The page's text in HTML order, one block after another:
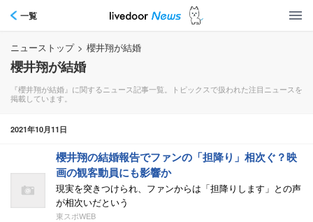
一覧
ニューストップ > 櫻井翔が結婚
櫻井翔が結婚
『櫻井翔が結婚』に関するニュース記事一覧。トピックスで扱われた注目ニュースを
掲載しています。
2021年10月11日
櫻井翔の結婚報告でファンの「担降り」相次ぐ？映
画の観客動員にも影響か
現実を突きつけられ、ファンからは「担降りします」との声
が相次いだという
東スポWEB